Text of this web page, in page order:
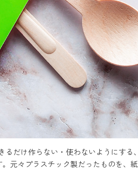
るだけ作らない・使わないようにす
元々プラスチック製だったものを